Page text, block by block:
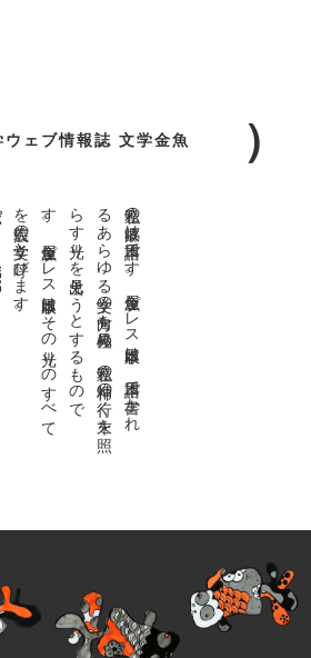
ウェブ情報誌 文学金魚
私達の
故郷は
日本語で
す
。
金魚屋プ
レ
ス
日本版は
、
日本語で
書か
れ
る
あ
ら
ゆ
る
文学の
方向を
見極め
、
私達の
精神の
行く
末を
照
ら
す
光り
を
見出そ
う
と
す
る
も
の
で
す
。
金魚屋プ
レ
ス
日本版は
そ
の
光り
の
す
べ
て
を
広義の
文学と
呼び
ま
す
。
都